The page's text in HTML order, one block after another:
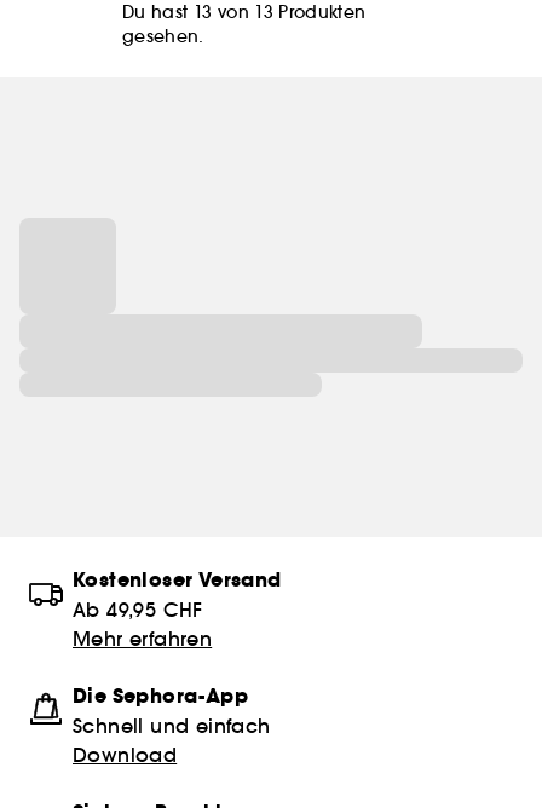
Du hast 13 von 13 Produkten
gesehen.
Kostenloser Versand
Ab 49,95 CHF
Mehr erfahren
Die Sephora-App
Schnell und einfach
Download